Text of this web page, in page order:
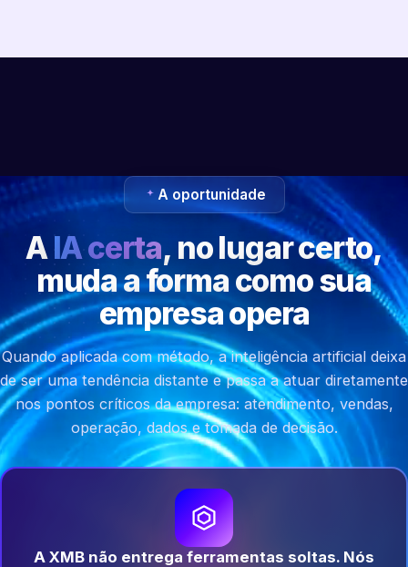
A oportunidade
AIA certa, no lugar certo,
muda a forma como sua
empresa opera
Quando aplicada com método, a inteligência artificial deixa
de ser uma tendência distante e passa a atuar diretamente
nos pontos críticos da empresa: atendimento, vendas,
operação, dados e tomada de decisão.
A XMB não entrega ferramentas soltas. Nós